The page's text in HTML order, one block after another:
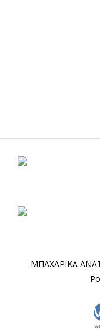
ΜΠΑΧΑΡΙΚΑ